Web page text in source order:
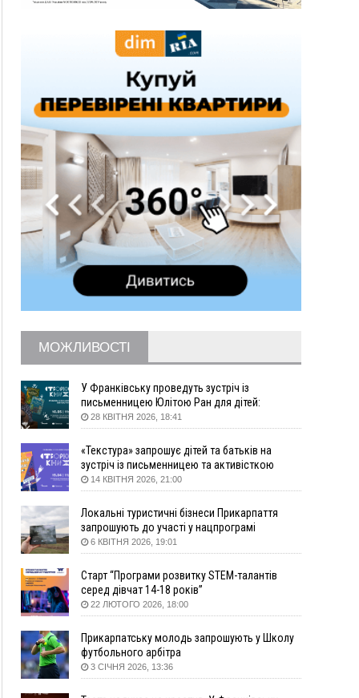
«Пілот з Лондона» видурив у жительки
Коломийщини майже 64 тисячі гривень
У четвер на Прикарпатті очікується сильна
На Снятинщині спіймали чоловіка, який зливав
з цистерни у полі невідому речовину
12:29
У МОЗ змінили підхід до госпіталізації та
оновили правила роботи стаціонарів
12:07
На межі Прикарпаття і Тернопільщини невідомі
засипали русло Золотої Липи та облаштували
переправу
11:44
У Франківську та Яремче зафіксували нові
температурні рекорди
Росія вдарила по Харкову "Бандероллю": є
постраждалі, пошкоджено цивільне
підприємство
Верховний суд повернув державі 1,5 га лісу із
трьома ставками в Івано-Франківській
громаді
10:10
На Каскаді замість веж планують зробити
сквер з дитмайданчиком
09:31
На Верховинщині під час пожежі будинку
травмувалась жінка
09:09
ВІДЕО 35 цимбалістів на Говерлі встановили
08:37
На Прикарпатті за пів року трапилось понад
100 ДТП через нетверезих водіїв
08:08
рф масовано атакувала Київ та область: 14
загиблих, десятки постраждалих і пожежі
(фото, відео)
04 Серпня
19:49
«Коли я обернувся, ворог уже був у нашій
траншеї»: командир з Надвірної на псевдо
«Француз»
чоловік
18:45
Є висока потреба у кількох групах крові:
прикарпатців просять у серпні ставати
МОЖЛИВОСТІ
У Франківську проведуть зустріч із
письменницею Юлітою Ран для дітей:
говоритимуть про серію книг про Мавку
28 КВІТНЯ 2026, 18:41
«Текстура» запрошує дітей та батьків на
зустріч із письменницею та активісткою
Анною Повх
14 КВІТНЯ 2026, 21:00
Локальні туристичні бізнеси Прикарпаття
запрошують до участі у нацпрограмі
«Подорож до себе»
6 КВІТНЯ 2026, 19:01
Старт “Програми розвитку STEM-талантів
серед дівчат 14-18 років”
22 ЛЮТОГО 2026, 18:00
Прикарпатську молодь запрошують у Школу
футбольного арбітра
3 СІЧНЯ 2026, 13:36